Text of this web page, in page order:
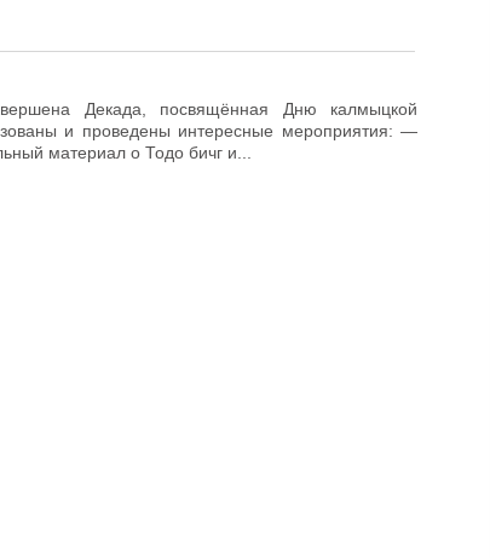
Декада, посвящённая Дню калмыцкой
и проведены интересные мероприятия: —
материал о Тодо бичг и...